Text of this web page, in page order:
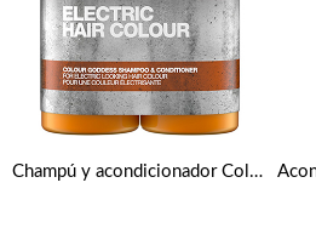
Champú y acondicionador Colour Goddess de Tigi Bed Head 750ml